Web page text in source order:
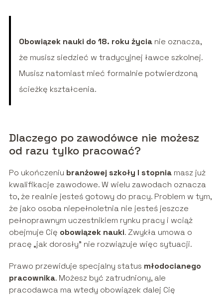
Obowiązek nauki do 18. roku życianie oznacza,
że musisz siedzieć w tradycyjnej ławce szkolnej.
Musisz natomiast mieć formalnie potwierdzoną
ścieżkę kształcenia.
Dlaczego po zawodówce nie możesz
od razu tylko pracować?
Po ukończeniu branżowej szkoły I stopniamasz już
kwalifikacje zawodowe. W wielu zawodach oznacza
to, że realnie jesteś gotowy do pracy. Problem w tym,
że jako osoba niepełnoletnia nie jesteś jeszcze
pełnoprawnym uczestnikiem rynku pracy i wciąż
obejmuje Cię obowiązek nauki. Zwykła umowa o
pracę „jak dorosły” nie rozwiązuje więc sytuacji.
Prawo przewiduje specjalny status młodocianego
pracownika. Możesz być zatrudniony, ale
pracodawca ma wtedy obowiązek dalej Cię